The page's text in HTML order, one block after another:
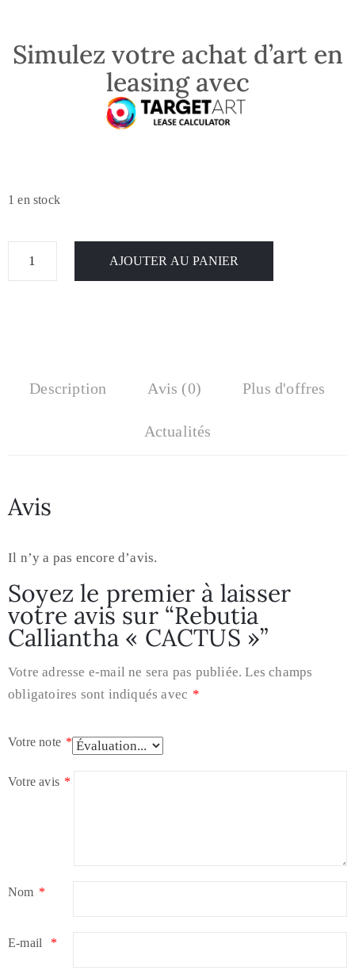
Simulez votre achat d’art en
leasing avec
1 en stock
AJOUTER AU PANIER
Description Avis (0) Plus d'offres
Actualités
Avis
Il n’y a pas encore d’avis.
Soyez le premier à laisser
votre avis sur “Rebutia
Calliantha « CACTUS »”
Votre adresse e-mail ne sera pas publiée. Les champs
obligatoires sont indiqués avec *
Votre note *
Votre avis *
Nom *
E-mail *